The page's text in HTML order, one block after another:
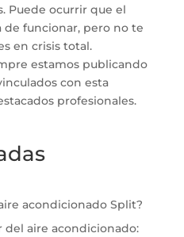
Puede ocurrir que el
funcionar, pero no te
en crisis total.
estamos publicando
con esta
profesionales.
acondicionado Split?
del aire acondicionado: